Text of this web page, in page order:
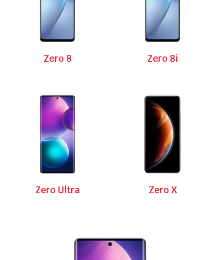
Zero 8 Zero 8i
Zero Ultra Zero X